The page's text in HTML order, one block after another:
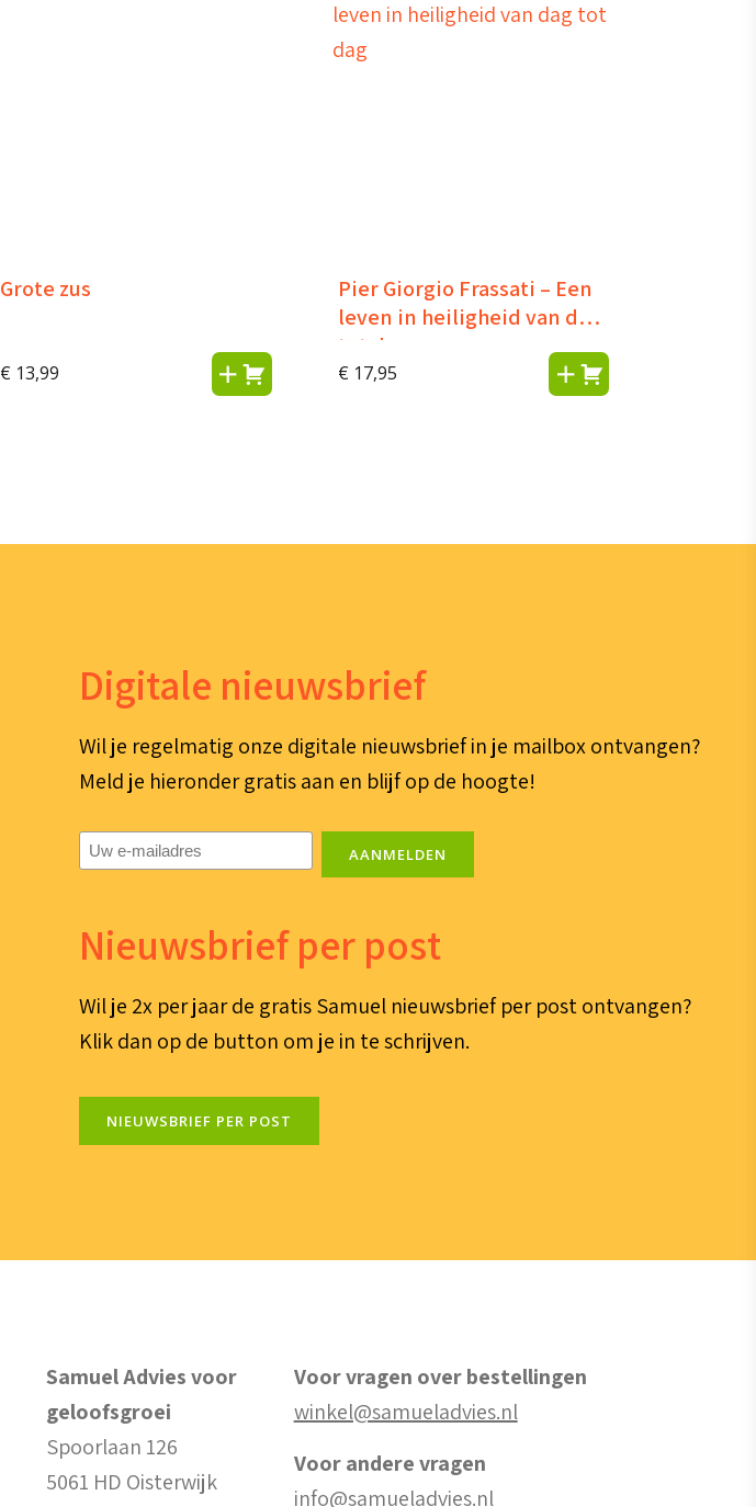
Grote zus
€ 13,99
Pier Giorgio Frassati – Een
leven in heiligheid van dag
tot dag
€ 17,95
Digitale nieuwsbrief
Wil je regelmatig onze digitale nieuwsbrief in je mailbox ontvangen?
Meld je hieronder gratis aan en blijf op de hoogte!
E-
mailadres(Vereist)
AANMELDEN
Nieuwsbrief per post
Wil je 2x per jaar de gratis Samuel nieuwsbrief per post ontvangen?
Klik dan op de button om je in te schrijven.
NIEUWSBRIEF PER POST
Samuel Advies voor
geloofsgroei
Spoorlaan 126
5061 HD Oisterwijk
Voor vragen over bestellingen
winkel@samueladvies.nl
Voor andere vragen
info@samueladvies.nl